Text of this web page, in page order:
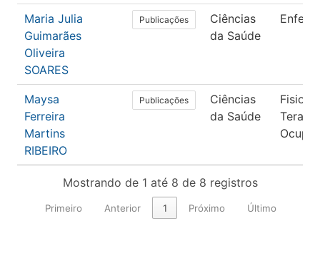
Maria Julia
Guimarães
Oliveira
SOARES
Publicações
Ciências
da Saúde
Maysa
Ferreira
Martins
RIBEIRO
Publicações
Ciências
da Saúde
Terapia
Mostrando de 1 até 8 de 8 registros
Primeiro Anterior 1 Próximo Último